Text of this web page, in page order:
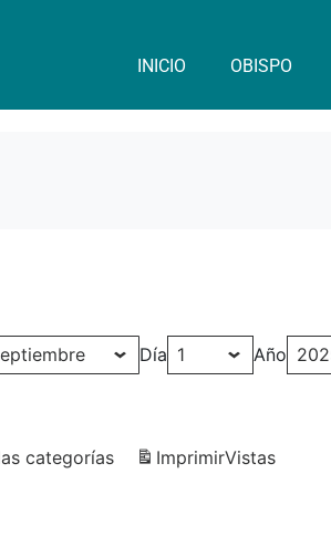
INICIO OBISPO
Día
Año
categorías ImprimirVistas